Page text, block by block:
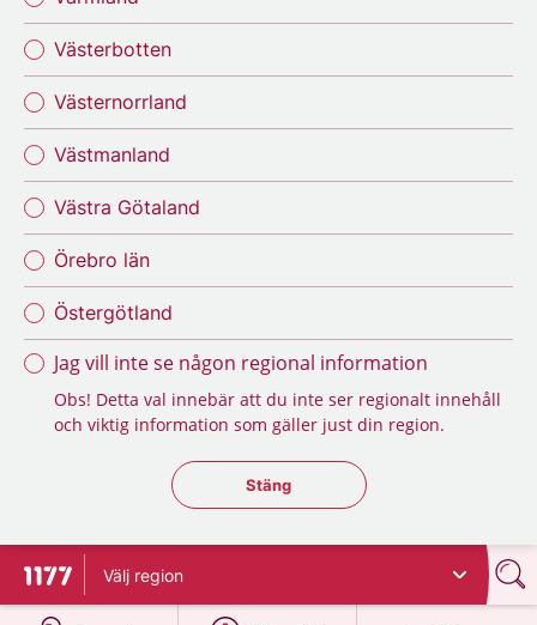
Västerbotten
Västernorrland
Västmanland
Västra Götaland
Örebro län
Östergötland
Jag vill inte se någon regional information
Obs! Detta val innebär att du inte ser regionalt innehåll
och viktig information som gäller just din region.
Stäng regionsväljaren
Stäng
Till startsidan för 1177
Välj region
på 1177.se
på 1177.se